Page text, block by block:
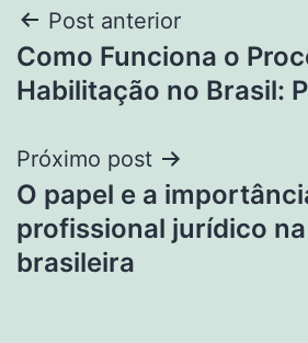
Navegação
de
Post anterior
Como Funciona o
Habilitação no Brasil:
Próximo post
O papel e a
profissional jurídico
brasileira